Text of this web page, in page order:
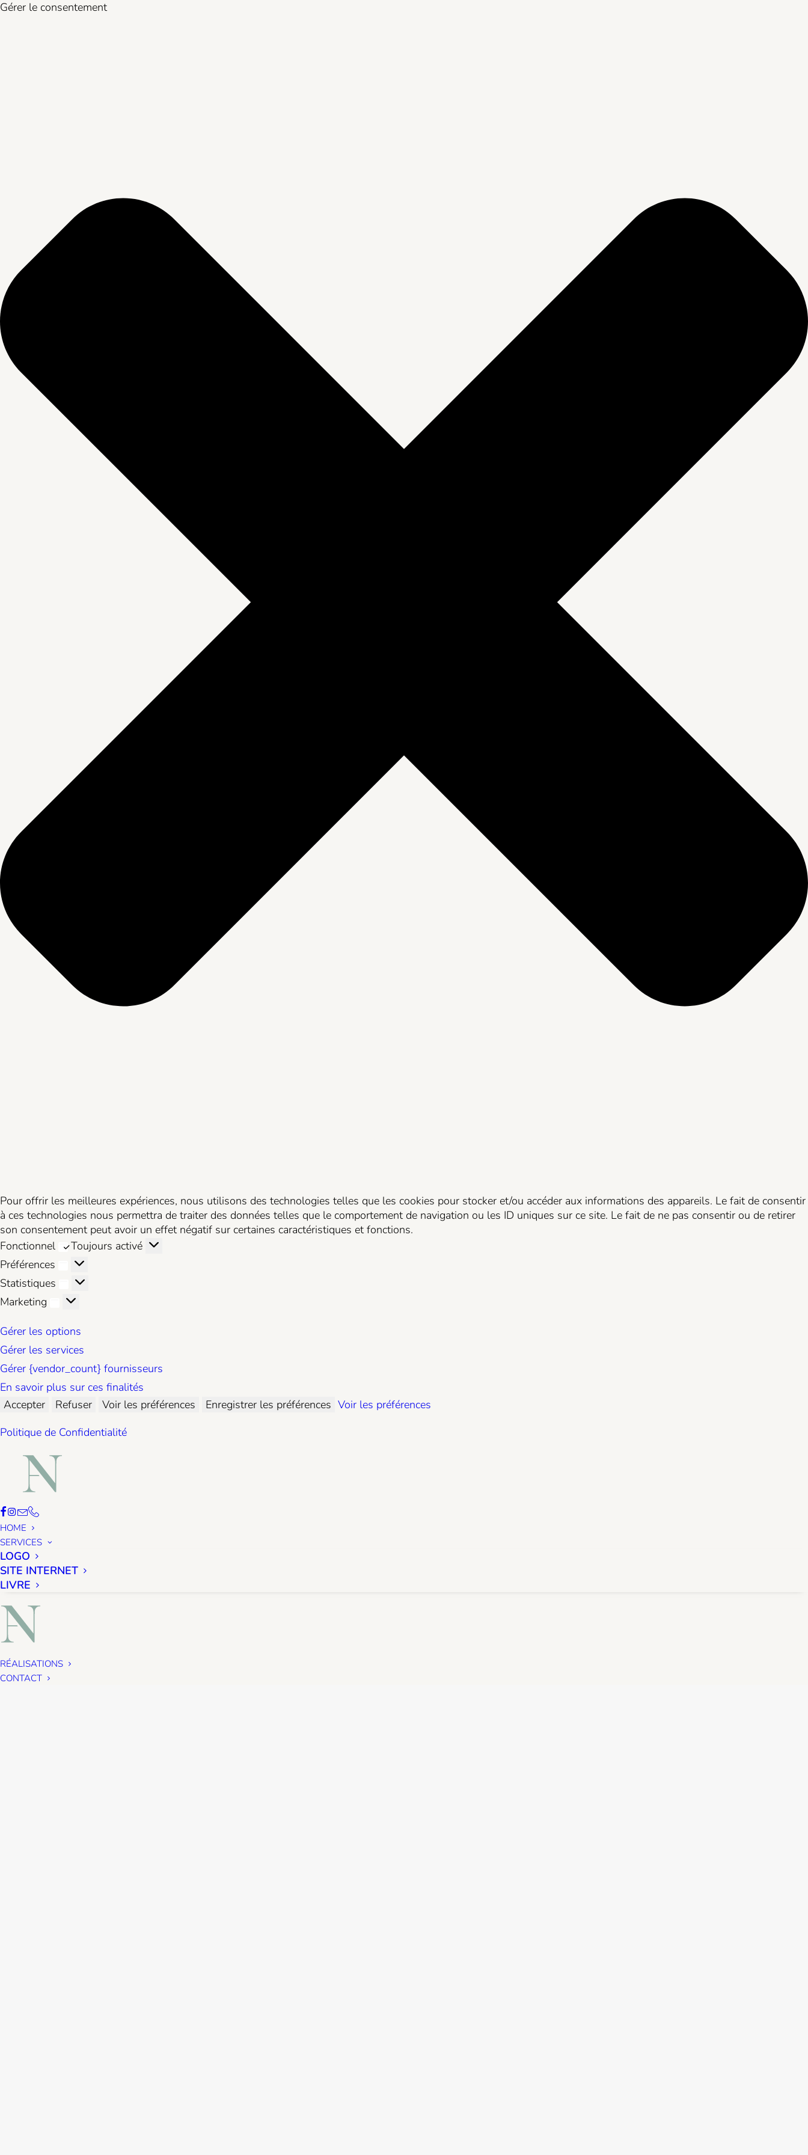
Gérer le consentement
Pour offrir les meilleures expériences, nous utilisons des technologies telles que les cookies pour stocker et/ou accéder aux informations des appareils. Le fait de consentir
à ces technologies nous permettra de traiter des données telles que le comportement de navigation ou les ID uniques sur ce site. Le fait de ne pas consentir ou de retirer
son consentement peut avoir un effet négatif sur certaines caractéristiques et fonctions.
Fonctionnel
Fonctionnel
Toujours activé
Préférences
Préférences
Statistiques
Statistiques
Marketing
Marketing
Gérer les options
Gérer les services
Gérer {vendor_count} fournisseurs
En savoir plus sur ces finalités
Accepter
Refuser Voir les préférences Enregistrer les préférences Voir les préférences
Politique de Confidentialité
HOME
SERVICES
LOGO
SITE INTERNET
LIVRE
RÉALISATIONS
CONTACT